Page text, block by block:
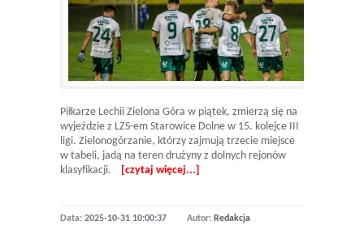
Piłkarze Lechii Zielona Góra w piątek, zmierzą się na
wyjeździe z LZS-em Starowice Dolne w 15. kolejce III
ligi. Zielonogórzanie, którzy zajmują trzecie miejsce
w tabeli, jadą na teren drużyny z dolnych rejonów
klasyfikacji.
[czytaj więcej...]
Data: 2025-10-31 10:00:37 Autor: Redakcja